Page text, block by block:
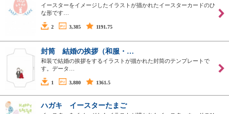
イースターをイメージしたイラストが描かれたイースターカードのひ
な形です…
2 3,385 1191.75
封筒 結婚の挨拶（和服・…
和装で結婚の挨拶をするイラストが描かれた封筒のテンプレートで
す。データ…
1 3,880 1361.5
ハガキ イースターたまご